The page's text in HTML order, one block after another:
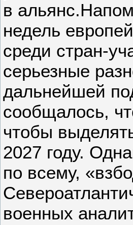
в
недель
среди стран-
серьезные
дальнейшей
сообщалось,
чтобы
2027 году.
по всему,
военных